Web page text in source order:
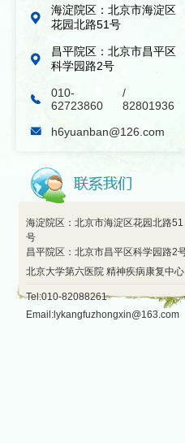
海淀院区：北京市海淀区
花园北路51号
昌平院区：北京市昌平区
科学园路2号
010-
62723860
/
82801936
h6yuanban@126.com
海淀院区：北京市海淀区花园北路51
号
昌平院区：北京市昌平区科学园路2
北京大学第六医院 精神疾病康复中心
Tel:010-82088261
Email:lykangfuzhongxin@163.com